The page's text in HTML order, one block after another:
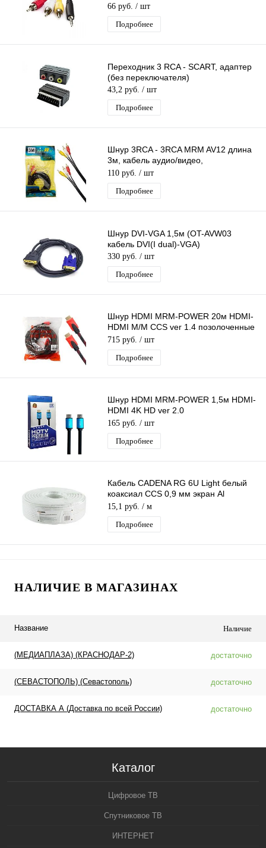
66 руб. / шт
Подробнее
Переходник 3 RCA - SCART, адаптер
(без переключателя)
43,2 руб. / шт
Подробнее
Шнур 3RCA - 3RCA MRM AV12 длина
3м, кабель аудио/видео,
позолоченный штекер, в пакете
110 руб. / шт
Подробнее
Шнур DVI-VGA 1,5м (OT-AVW03
кабель DVI(I dual)-VGA)
330 руб. / шт
Подробнее
Шнур HDMI MRM-POWER 20м HDMI-
HDMI M/M CCS ver 1.4 позолоченные
контакты 2 фильтра карбоновая
оплётка
715 руб. / шт
Подробнее
Шнур HDMI MRM-POWER 1,5м HDMI-
HDMI 4K HD ver 2.0
Premium,позолоченные
контакты,силиконовая оболочка
165 руб. / шт
Подробнее
Кабель CADENA RG 6U Light белый
коаксиал CCS 0,9 мм экран Al
фольга+оплётка 48*0,12 Al за1 метр
15,1 руб. / м
Подробнее
НАЛИЧИЕ В МАГАЗИНАХ
Название Наличие
(МЕДИАПЛАЗА) (КРАСНОДАР-2) достаточно
(СЕВАСТОПОЛЬ) (Севастополь) достаточно
ДОСТАВКА А (Доставка по всей России) достаточно
Каталог
Цифровое ТВ
Спутниковое ТВ
ИНТЕРНЕТ